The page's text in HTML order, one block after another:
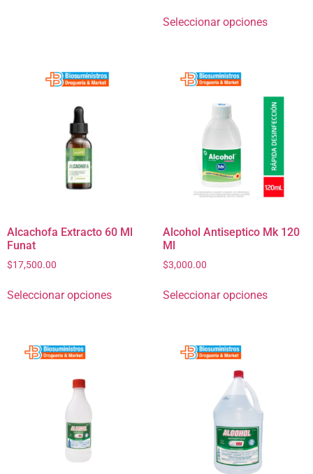
Seleccionar opciones
Alcachofa Extracto 60 Ml
Funat
$17,500.00
Seleccionar opciones
Alcohol Antiseptico Mk 120
Ml
$3,000.00
Seleccionar opciones